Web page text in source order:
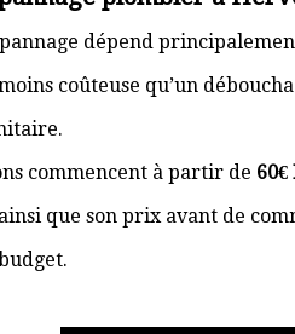
dépend
coûteuse qu’un
commencent à partir de 60€
que son prix avant de